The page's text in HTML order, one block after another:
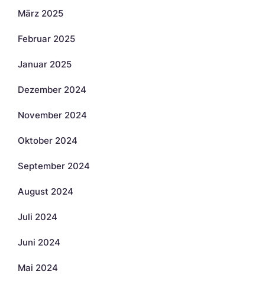
März 2025
Februar 2025
Januar 2025
Dezember 2024
November 2024
Oktober 2024
September 2024
August 2024
Juli 2024
Juni 2024
Mai 2024